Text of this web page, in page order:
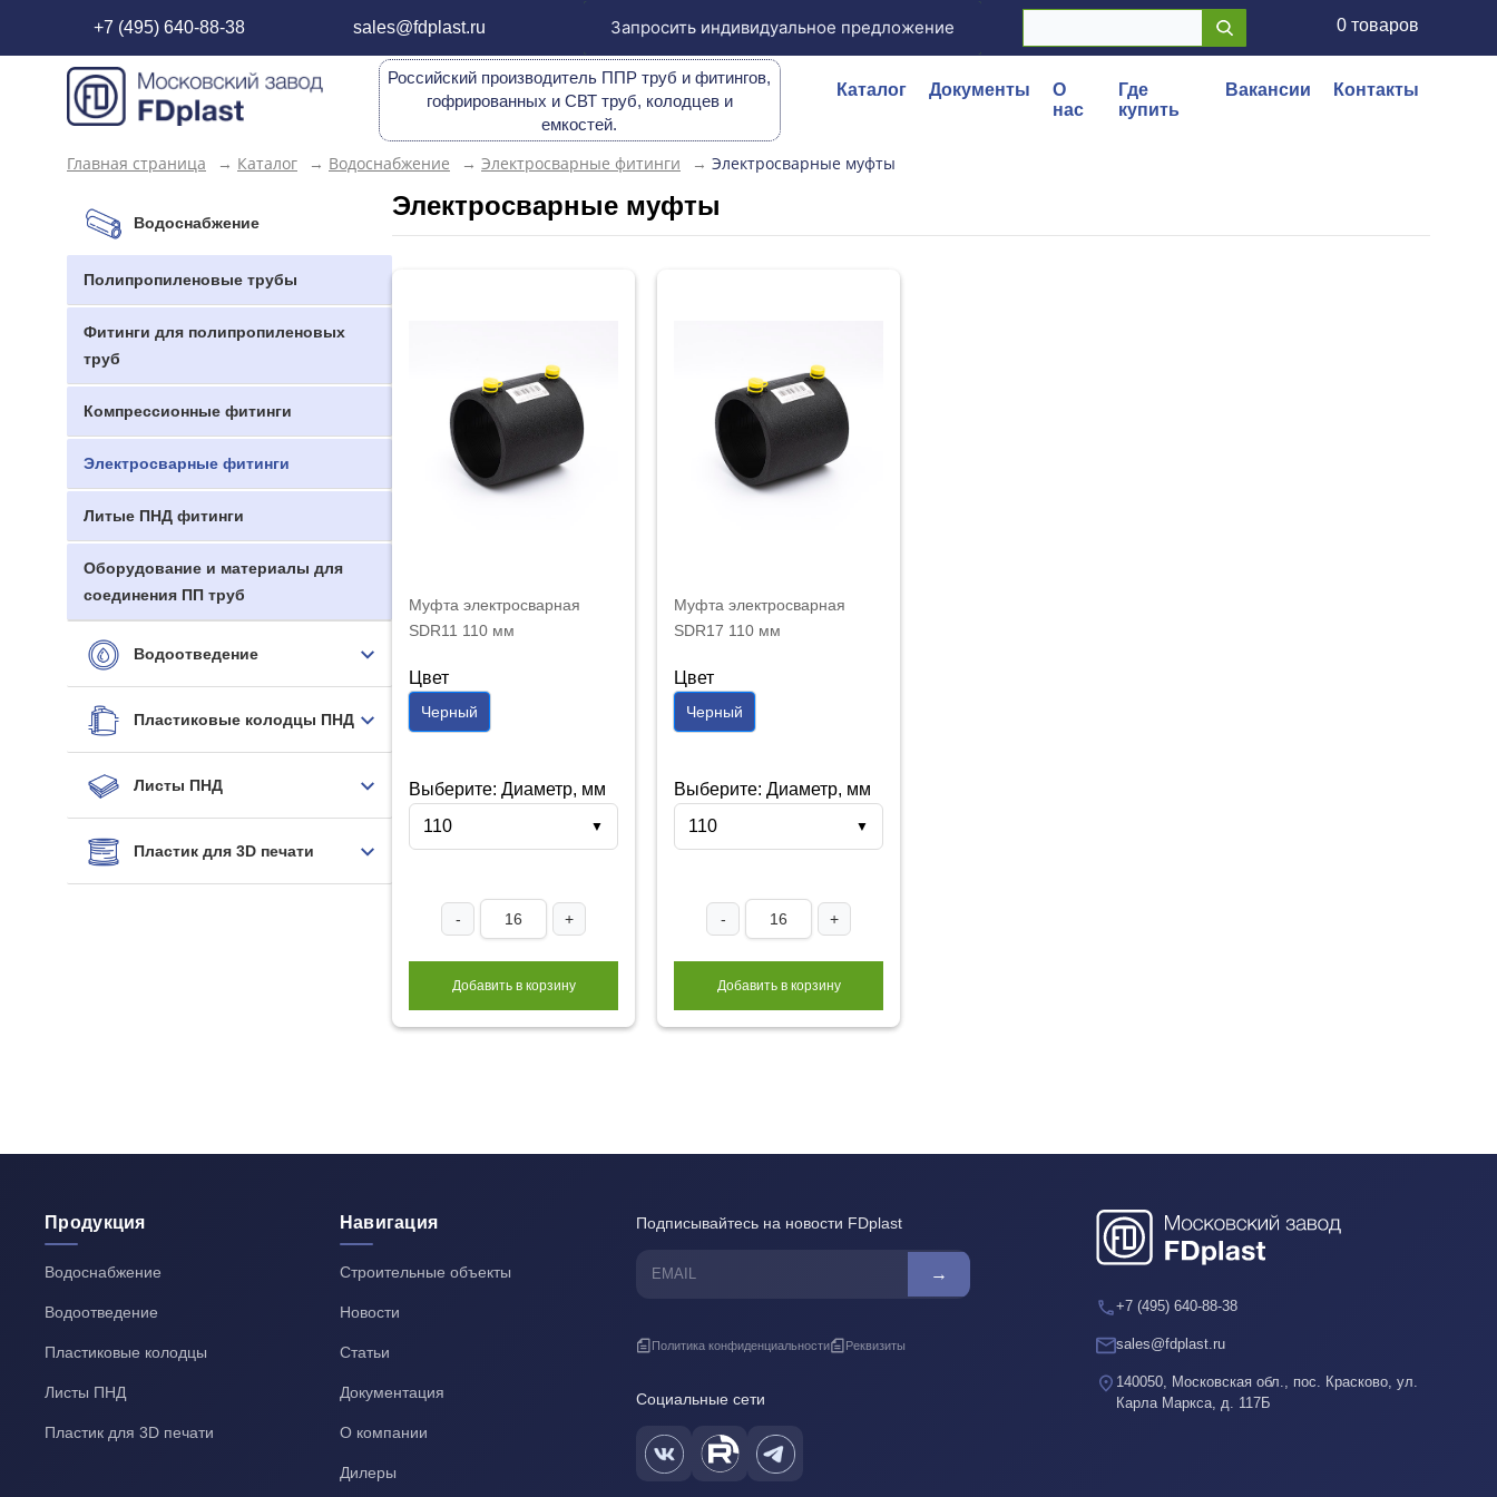
+7 (495) 640-88-38 sales@fdplast.ru Запросить индивидуальное предложение 0 товаров
Российский производитель ППР труб и фитингов,
гофрированных и СВТ труб, колодцев и
емкостей.
Каталог Документы
О
нас
Где
купить
Вакансии Контакты
Главная страница → Каталог → Водоснабжение → Электросварные фитинги → Электросварные муфты
Водоснабжение
Полипропиленовые трубы
Фитинги для полипропиленовых
труб
Компрессионные фитинги
Электросварные фитинги
Литые ПНД фитинги
Оборудование и материалы для
соединения ПП труб
Водоотведение
Пластиковые колодцы ПНД
Листы ПНД
Пластик для 3D печати
Электросварные муфты
Муфта электросварная
SDR11 110 мм
Цвет
Черный
Выберите: Диаметр, мм
110
▼
- +
Добавить в корзину
Муфта электросварная
SDR17 110 мм
Цвет
Черный
Выберите: Диаметр, мм
110
▼
- +
Добавить в корзину
Продукция
Водоснабжение
Водоотведение
Пластиковые колодцы
Листы ПНД
Пластик для 3D печати
Навигация
Строительные объекты
Новости
Статьи
Документация
О компании
Дилеры
Подписывайтесь на новости FDplast
→
Политика конфиденциальности Реквизиты
Социальные сети
+7 (495) 640-88-38
sales@fdplast.ru
140050, Московская обл., пос. Красково, ул.
Карла Маркса, д. 117Б